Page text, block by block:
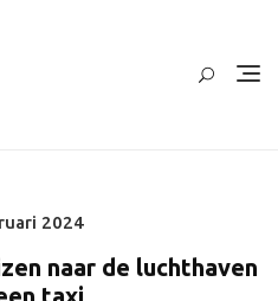
Posted
2024
naar de luchthaven